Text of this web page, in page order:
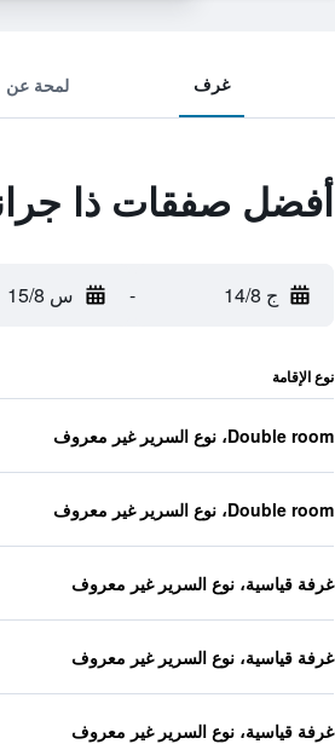
غرف لمحة عن
أفضل صفقات ذا
ج 14/8 - س 15/8
نوع الإقامة
Double room، نوع السرير غير معروف
Double room، نوع السرير غير معروف
غرفة قياسية، نوع السرير غير معروف
غرفة قياسية، نوع السرير غير معروف
غرفة قياسية، نوع السرير غير معروف